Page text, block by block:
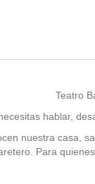
Teatro
hablar,
nuestra casa,
Para